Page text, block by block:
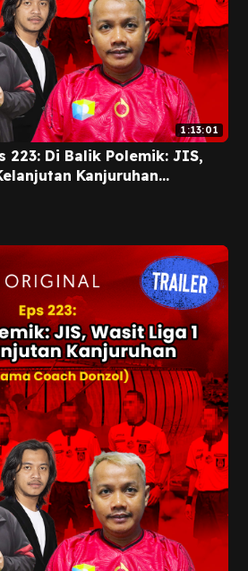
1:13:01
223: Di Balik Polemik: JIS,
Kanjuruhan